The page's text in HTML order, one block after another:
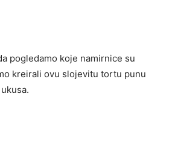
pogledamo koje namirnice su
kreirali ovu slojevitu tortu punu